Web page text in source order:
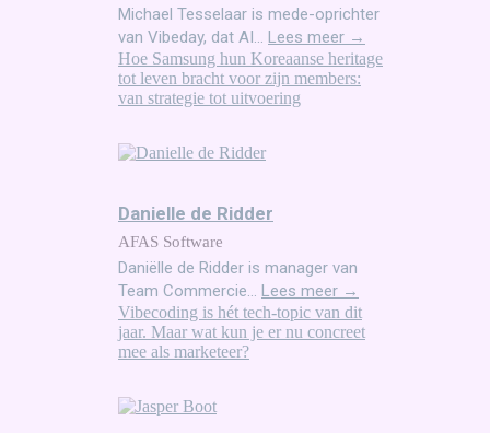
Michael Tesselaar is mede-oprichter
van Vibeday, dat AI... Lees meer →
Hoe Samsung hun Koreaanse heritage
tot leven bracht voor zijn members:
van strategie tot uitvoering
Danielle de Ridder
AFAS Software
Daniëlle de Ridder is manager van
Team Commercie... Lees meer →
Vibecoding is hét tech-topic van dit
jaar. Maar wat kun je er nu concreet
mee als marketeer?